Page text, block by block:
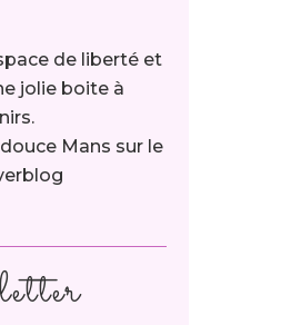
de liberté et
jolie boite à
Mans sur le